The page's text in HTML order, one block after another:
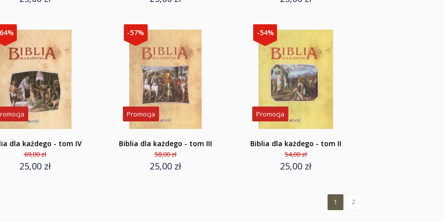
dla każdego - tom IV
69,00 zł
25,00 zł
-57%
Promocja
Biblia dla każdego - tom III
58,00 zł
25,00 zł
-54%
Promocja
Biblia dla każdego - tom II
54,00 zł
25,00 zł
1 2